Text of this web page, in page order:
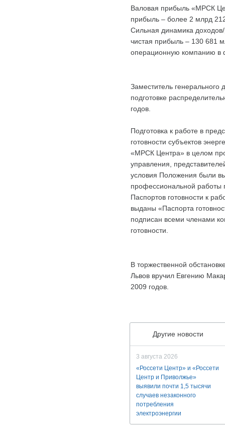
Валовая прибыль «МРСК
прибыль – более 2 млрд
Сильная динамика
чистая прибыль – 130 681
операционную компанию в
Заместитель генерального
подготовке
годов.
Подготовка к работе в
готовности субъектов
«МРСК Центра» в целом
управления,
условия Положения были
профессиональной работы
Паспортов готовности к
выданы «Паспорта
подписан всеми членами
готовности.
В торжественной
Львов вручил Евгению
2009 годов.
Другие новости
3 августа 2026
«Россети Центр» и «Россети
Центр и Приволжье»
выявили почти 1,5 тысячи
случаев незаконного
потребления
электроэнергии